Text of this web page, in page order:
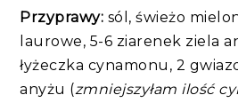
Przyprawy: sól, świeżo
laurowe, 5-6 ziarenek ziela
łyżeczka cynamonu, 2
anyżu (zmniejszyłam ilość